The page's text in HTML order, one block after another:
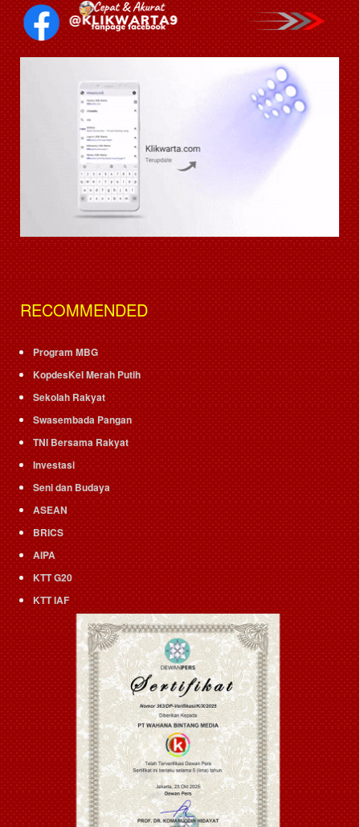
RECOMMENDED
Program MBG
KopdesKel Merah Putih
Sekolah Rakyat
Swasembada Pangan
TNI Bersama Rakyat
Investasi
Seni dan Budaya
ASEAN
BRICS
AIPA
KTT G20
KTT IAF